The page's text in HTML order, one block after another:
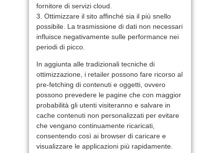
fornitore di servizi cloud.
3. Ottimizzare il sito affinché sia il più snello
possibile. La trasmissione di dati non necessari
influisce negativamente sulle performance nei
periodi di picco.
In aggiunta alle tradizionali tecniche di
ottimizzazione, i retailer possono fare ricorso al
pre-fetching di contenuti e oggetti, ovvero
possono prevedere le pagine che con maggior
probabilità gli utenti visiteranno e salvare in
cache contenuti non personalizzati per evitare
che vengano continuamente ricaricati,
consentendo così ai browser di caricare e
visualizzare le applicazioni più rapidamente.